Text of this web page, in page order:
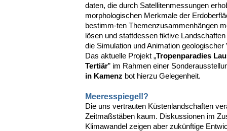
daten, die durch Satellitenmessungen
morphologischen Merkmale der
bestimm-ten Themenzusammenhängen
lösen und stattdessen fiktive
die Simulation und Animation
Das aktuelle Projekt „Tropenparadies
Tertiär” im Rahmen einer
in Kamenz bot hierzu Gelegenheit.
Meeresspiegel!?
Die uns vertrauten Küstenlandschaften
Zeitmaßstäben kaum. Diskussionen im
Klimawandel zeigen aber zukünftige